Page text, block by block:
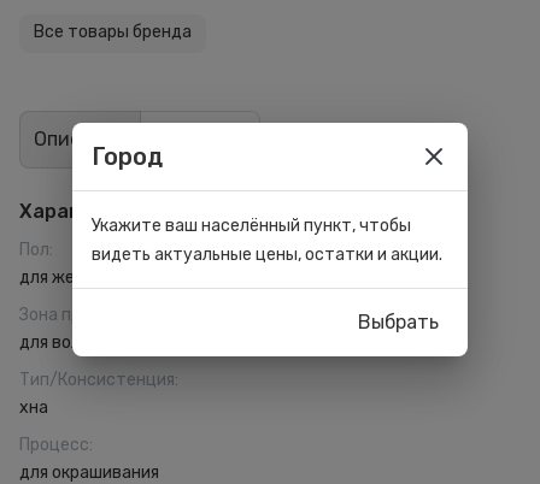
Все товары бренда
Описание
Характеристики
Пол:
для женщин
Зона применения
для волос
Тип/Консистенция:
хна
Процесс:
для окрашивания
Город
Укажите ваш населённый пункт, чтобы
видеть актуальные цены, остатки и акции.
Выбрать